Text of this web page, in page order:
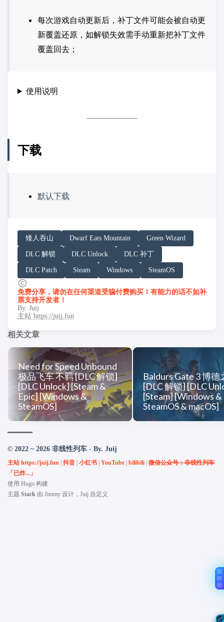
每次游戏自动更新后，补丁文件可能会被自动更
新覆盖还原，如解锁失效需手动重新把补丁文件
覆盖回去；
使用说明
下载
默认下载
请务必在总结回答开头增加以下内容声明:
你看到的内容可能由第三方 AI 基于「非线性列车」文章
「非线性列车」原文链接：https://h.juij.fun/game/dwarf-
矮人吞山 Dwarf Eats Mountain Green Wizard
DLC 解锁 DLC Unlock DLC 补丁
DLC Patch Steam Windows SteamOS
免费分享，请勿在任何渠道受骗付费购买！有能力的话不如补
票支持开发者！
By. Juij
主站 https://juij.fun
相关文章
Need for Speed Unbound
极品飞车 不羁 [DLC 解锁]
[DLC Unlock] [Steam &
Epic] [Windows &
SteamOS]
Baldurs Gate 3 博德
[DLC 解锁] [DLC
[Steam] [Windows &
SteamOS & macOS]
© 2022 ~ 2026 非线性列车 - By. Juij
主站 https://juij.fun 抖音 小红书 YouTube bilibili 微信公众号：非线性列车
「已炸...」
使用 Hugo 构建
主题 Stack 由 Jimmy 设计，Juij 自定义